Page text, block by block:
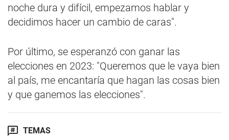
noche dura y difícil, empezamos hablar y
decidimos hacer un cambio de caras".
Por último, se esperanzó con ganar las
elecciones en 2023: "Queremos que le vaya bien
al país, me encantaría que hagan las cosas bien
y que ganemos las elecciones".
TEMAS